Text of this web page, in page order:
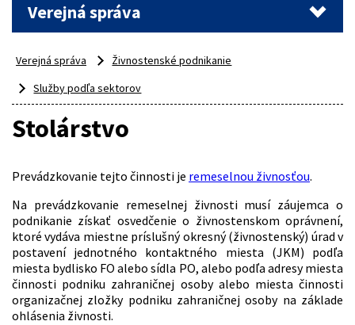
Verejná správa
Verejná správa
Živnostenské podnikanie
Služby podľa sektorov
Stolárstvo
Prevádzkovanie tejto činnosti je remeselnou živnosťou.
Na prevádzkovanie remeselnej živnosti musí záujemca o
podnikanie získať osvedčenie o živnostenskom oprávnení,
ktoré vydáva miestne príslušný okresný (živnostenský) úrad v
postavení jednotného kontaktného miesta (JKM) podľa
miesta bydlisko FO alebo sídla PO, alebo podľa adresy miesta
činnosti podniku zahraničnej osoby alebo miesta činnosti
organizačnej zložky podniku zahraničnej osoby na základe
ohlásenia živnosti.